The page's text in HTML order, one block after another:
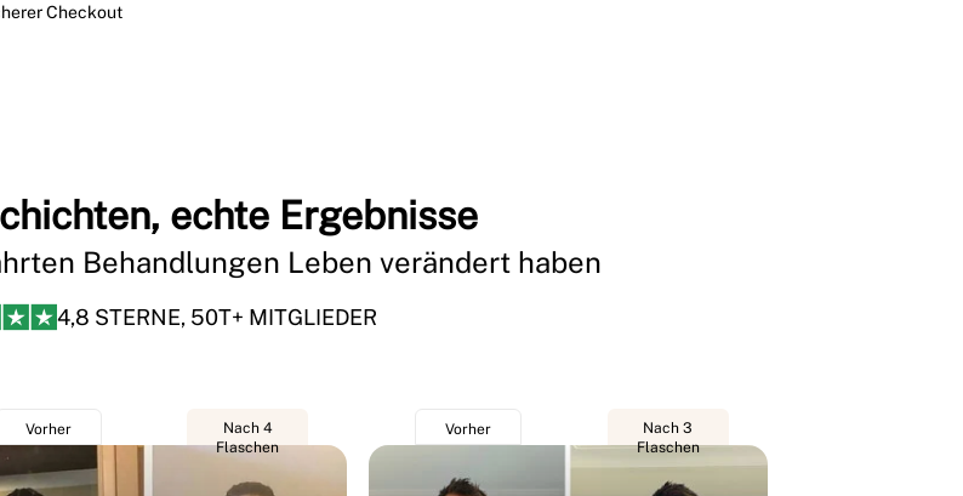
Checkout
echte Ergebnisse
Behandlungen Leben verändert haben
4,8 STERNE, 50T+ MITGLIEDER
Vorher
Nach 4
Flaschen
Vorher
Nach 3
Flaschen